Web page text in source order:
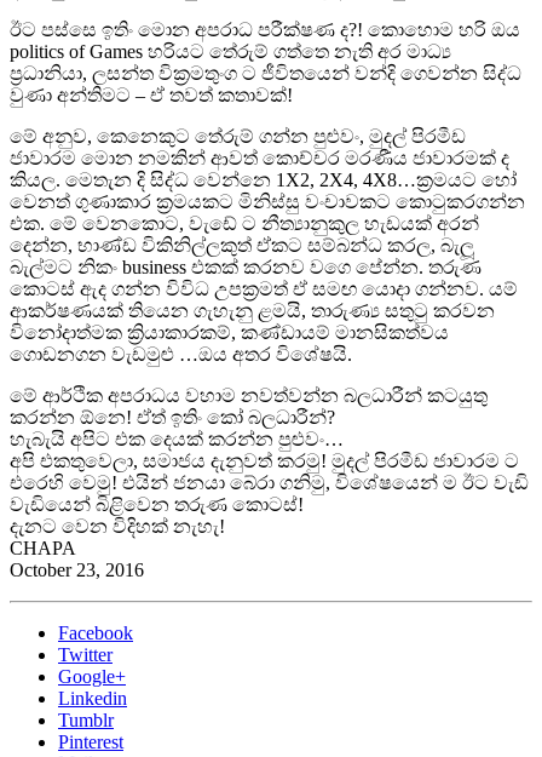
ඊට පස්සෙ ඉතිං මොන අපරාධ පරීක්ෂණ ද?! කොහොම හරි ඔය
politics of Games හරියට තේරුම් ගත්තෙ නැති අර මාධ්‍ය
ප්‍රධානියා, ලසන්ත වික්‍රමතුංග ට ජීවිතයෙන් වන්දි ගෙවන්න සිද්ධ
වුණා අන්තිමට – ඒ තවත් කතාවක්!
මේ අනුව, කෙනෙකුට තේරුම් ගන්න පුළුවං, මුදල් පිරමීඩ
ජාවාරම මොන නමකින් ආවත් කොච්චර මරණීය ජාවාරමක් ද
කියල. මෙතැන දි සිද්ධ වෙන්නෙ 1X2, 2X4, 4X8…ක්‍රමයට හෝ
වෙනත් ගුණාකාර ක්‍රමයකට මිනිස්සු වංචාවකට කොටුකරගන්න
එක. මේ වෙනකොට, වැඩේ ට නීත්‍යානුකුල හැඩයක් අරන්
දෙන්න, භාණ්ඩ විකිනිල්ලකුත් ඒකට සම්බන්ධ කරල, බැලූ
බැල්මට නිකං business එකක් කරනව වගෙ පේන්න. තරුණ
කොටස් ඇද ගන්න විවිධ උපක්‍රමත් ඒ සමඟ යොදා ගන්නව. යම්
ආකර්ෂණයක් තියෙන ගැහැනු ළමයි, තාරුණ්‍ය සතුටු කරවන
විනෝදාත්මක ක්‍රියාකාරකම්, කණ්ඩායම් මානසිකත්වය
ගොඩනගන වැඩමුළු …ඔය අතර විශේෂයි.
මේ ආර්ථික අපරාධය වහාම නවත්වන්න බලධාරීන් කටයුතු
කරන්න ඕනෙ! ඒත් ඉතිං කෝ බලධාරීන්?
හැබැයි අපිට එක දෙයක් කරන්න පුළුවං…
අපි එකතුවෙලා, සමාජය දැනුවත් කරමු! මුදල් පිරමීඩ ජාවාරම ට
එරෙහි වෙමු! එයින් ජනයා බේරා ගනිමු, විශේෂයෙන් ම ඊට වැඩි
වැඩියෙන් බිළිවෙන තරුණ කොටස්!
දැනට වෙන විදිහක් නැහැ!
CHAPA
October 23, 2016
Facebook
Twitter
Google+
Linkedin
Tumblr
Pinterest